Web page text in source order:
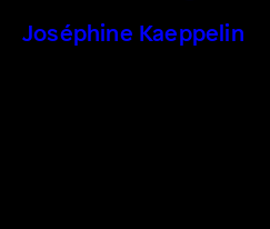
Joséphine Kaeppelin